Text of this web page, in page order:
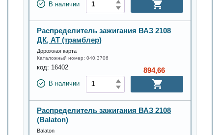
В наличии
Распределитель зажигания ВАЗ 2108
ДК, АТ (трамблер)
Дорожная карта
Каталожный номер: 040.3706
код: 16402
В наличии
894,66
Распределитель зажигания ВАЗ 2108
(Balaton)
Balaton